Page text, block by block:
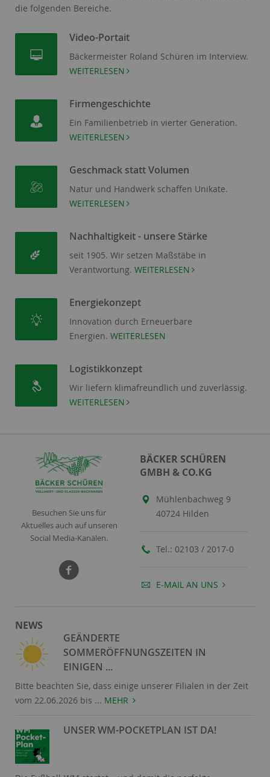
die folgenden Bereiche.
Video-Portait
Bäckermeister Roland Schüren im Interview.
WEITERLESEN
Firmengeschichte
Ein Familienbetrieb in vierter Generation.
WEITERLESEN
Geschmack statt Volumen
Natur und Handwerk schaffen Unikate.
WEITERLESEN
Nachhaltigkeit - unsere Stärke
seit 1905. Wir setzen Maßstäbe in
Verantwortung. WEITERLESEN
Energiekonzept
Innovation durch Erneuerbare
Energien. WEITERLESEN
Logistikkonzept
Wir liefern klimafreundlich und zuverlässig.
WEITERLESEN
Besuchen Sie uns für
Aktuelles auch auf unseren
Social Media-Kanälen.
BÄCKER SCHÜREN
GMBH & CO.KG
Mühlenbachweg 9
40724 Hilden
Tel.: 02103 / 2017-0
E-MAIL AN UNS
NEWS
GEÄNDERTE
SOMMERÖFFNUNGSZEITEN IN
EINIGEN ...
Bitte beachten Sie, dass einige unserer Filialen in der Zeit
vom 22.06.2026 bis ... MEHR
UNSER WM-POCKETPLAN IST DA!